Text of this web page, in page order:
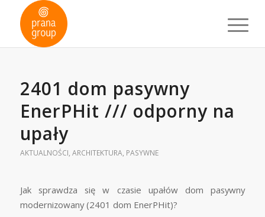
2401 dom pasywny
EnerPHit /// odporny na
upały
AKTUALNOŚCI, ARCHITEKTURA, PASYWNE
Jak sprawdza się w czasie upałów dom pasywny
modernizowany (2401 dom EnerPHit)?